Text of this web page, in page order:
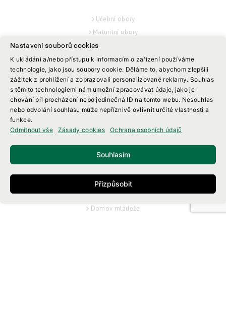
Učební obory
Maturitní obory
Nástavbové obory
Jednoleté obory
STUDENT
Suplování
Rozvrh hodin
Maturitní zkoušky
Závěrečné zkoušky
Informace a Dokumenty
Podpora žáků
SLUŽBY
Školní jídelna
Domov mládeže
Nastavení souborů cookies
K ukládání a/nebo přístupu k informacím o zařízení používáme
technologie, jako jsou soubory cookie. Děláme to, abychom zlepšili
zážitek z prohlížení a zobrazovali personalizované reklamy. Souhlas
s těmito technologiemi nám umožní zpracovávat údaje, jako je
chování při procházení nebo jedinečná ID na tomto webu. Nesouhlas
nebo odvolání souhlasu může nepříznivě ovlivnit určité vlastnosti a
funkce.
Odmítnout vše
Zásady cookies Ochrana osobních údajů
Souhlasím
Přizpůsobit